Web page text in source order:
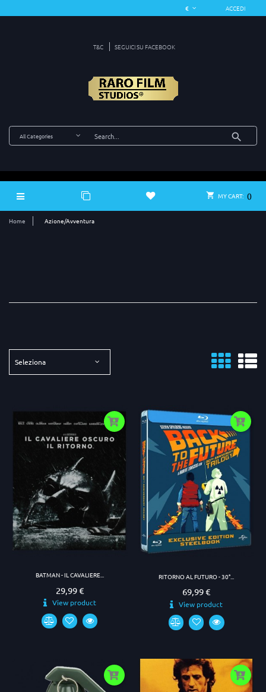
ACCEDI
T&C SEGUICI SU FACEBOOK
MY CART: 0
Home Azione/Avventura
Seleziona
BATMAN - IL CAVALIERE...
Prezzo
29,99 €
View product
RITORNO AL FUTURO - 30°...
Prezzo
69,99 €
View product